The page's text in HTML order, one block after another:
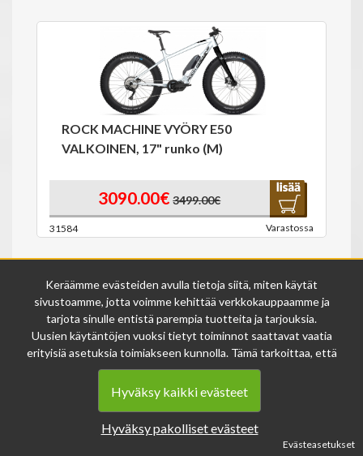
ROCK MACHINE VYÖRY E50
VALKOINEN, 17" runko (M)
3090.00€ 3499.00€
31584 Varastossa
ROCK MACHINE VYÖRY E90 E-FATBIKE
2999.00€
Keräämme evästeiden avulla tietoja siitä, miten käytät
sivustoamme, jotta voimme kehittää verkkokauppaamme ja
tarjota sinulle entistä parempia tuotteita ja tarjouksia.
Uusien käytäntöjen vuoksi tietyt toiminnot saattavat vaatia
erityisiä asetuksia toimiakseen kunnolla. Tämä tarkoittaa, että
joissakin tapauksissa anonymisoidut tiedot voivat kertyä,
vaikka olisit kieltänyt evästeiden käytön. Näitä tietoja
käytetään ainoastaan palvelumme parantamiseen, eikä niistä
Voit muuttaa evästeasetuksiasi milloin tahansa sivun
Hyväksy kaikki evästeet
Hyväksy pakolliset evästeet
Evästeasetukset